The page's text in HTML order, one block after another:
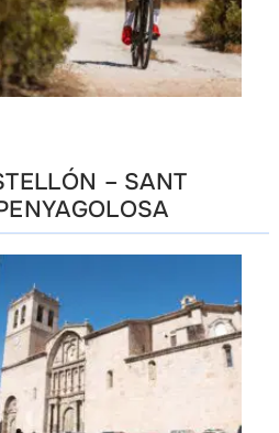
– SANT